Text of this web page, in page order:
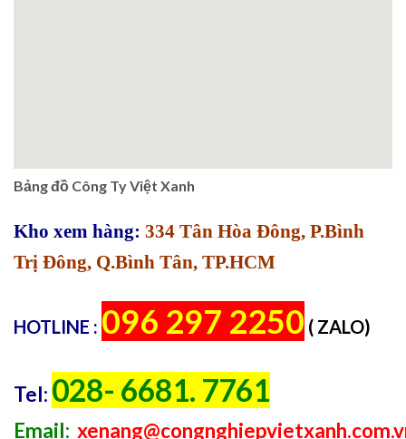
Bảng đồ Công Ty Việt Xanh
Kho xem hàng: 334 Tân Hòa Đông, P.Bình
Trị Đông, Q.Bình Tân, TP.HCM
HOTLINE : 096 297 2250 ( ZALO)
Tel: 028- 6681. 7761
Email: